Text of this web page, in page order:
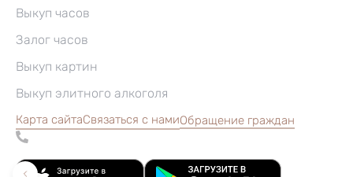
Выкуп часов
Залог часов
Выкуп картин
Выкуп элитного алкоголя
Карта сайтаСвязаться с намиОбращение граждан